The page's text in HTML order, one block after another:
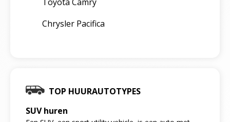
Chrysler Pacifica
TOP HUURAUTOTYPES
SUV huren